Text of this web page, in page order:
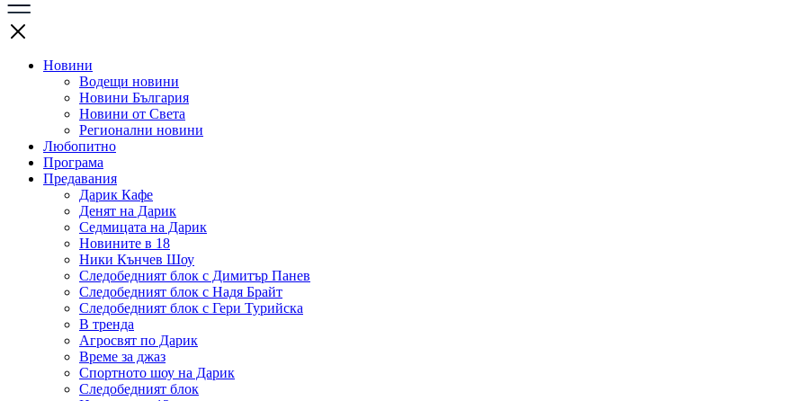
Новини
Водещи новини
Новини България
Новини от Света
Регионални новини
Любопитно
Програма
Предавания
Дарик Кафе
Денят на Дарик
Седмицата на Дарик
Новините в 18
Ники Кънчев Шоу
Следобедният блок с Димитър Панев
Следобедният блок с Надя Брайт
Следобедният блок с Гери Турийска
В тренда
Агросвят по Дарик
Време за джаз
Спортното шоу на Дарик
Следобедният блок